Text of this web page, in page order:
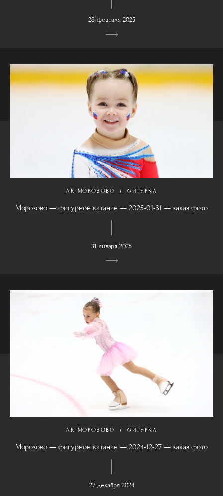
28 февраля 2025
ЛК МОРОЗОВО ФИГУРКА
Морозово — фигурное катание — 2025-01-31 — заказ фото
31 января 2025
ЛК МОРОЗОВО ФИГУРКА
Морозово — фигурное катание — 2024-12-27 — заказ фото
27 декабря 2024